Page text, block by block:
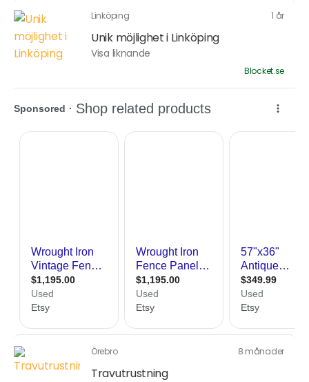
Linköping 1 år
Unik möjlighet i Linköping
Visa liknande
Blocket.se
Örebro 8 månader
Travutrustning